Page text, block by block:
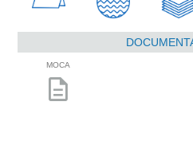
MOCA
description